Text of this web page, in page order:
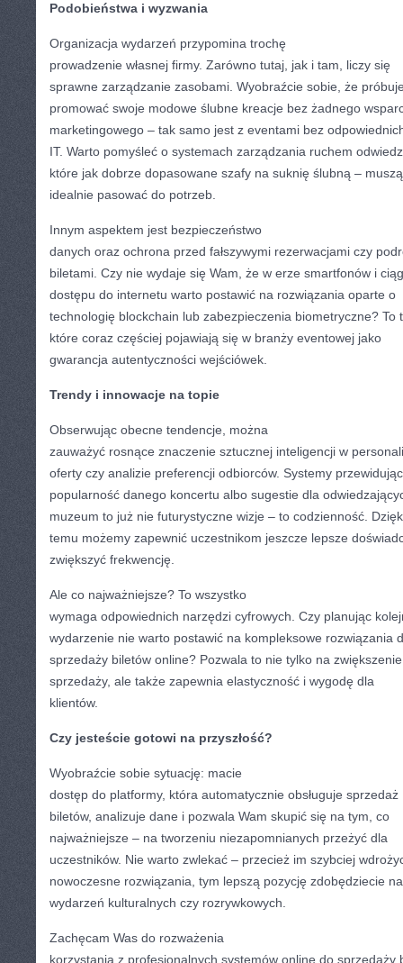
Podobieństwa i wyzwania
Organizacja wydarzeń przypomina trochę
prowadzenie własnej firmy. Zarówno tutaj, jak i tam, liczy się
sprawne zarządzanie zasobami. Wyobraźcie sobie, że
promować swoje modowe ślubne kreacje bez żadnego
marketingowego – tak samo jest z eventami bez
IT. Warto pomyśleć o systemach zarządzania ruchem
które jak dobrze dopasowane szafy na suknię ślubną – muszą
idealnie pasować do potrzeb.
Innym aspektem jest bezpieczeństwo
danych oraz ochrona przed fałszywymi rezerwacjami czy
biletami. Czy nie wydaje się Wam, że w erze smartfonów i
dostępu do internetu warto postawić na rozwiązania oparte o
technologię blockchain lub zabezpieczenia biometryczne? To
które coraz częściej pojawiają się w branży eventowej jako
gwarancja autentyczności wejściówek.
Trendy i innowacje na topie
Obserwując obecne tendencje, można
zauważyć rosnące znaczenie sztucznej inteligencji w
oferty czy analizie preferencji odbiorców. Systemy
popularność danego koncertu albo sugestie dla
muzeum to już nie futurystyczne wizje – to codzienność.
temu możemy zapewnić uczestnikom jeszcze lepsze
zwiększyć frekwencję.
Ale co najważniejsze? To wszystko
wymaga odpowiednich narzędzi cyfrowych. Czy planując
wydarzenie nie warto postawić na kompleksowe rozwiązania
sprzedaży biletów online? Pozwala to nie tylko na zwiększenie
sprzedaży, ale także zapewnia elastyczność i wygodę dla
klientów.
Czy jesteście gotowi na przyszłość?
Wyobraźcie sobie sytuację: macie
dostęp do platformy, która automatycznie obsługuje sprzedaż
biletów, analizuje dane i pozwala Wam skupić się na tym, co
najważniejsze – na tworzeniu niezapomnianych przeżyć dla
uczestników. Nie warto zwlekać – przecież im szybciej
nowoczesne rozwiązania, tym lepszą pozycję zdobędziecie
wydarzeń kulturalnych czy rozrywkowych.
Zachęcam Was do rozważenia
korzystania z profesjonalnych systemów online do sprzedaży